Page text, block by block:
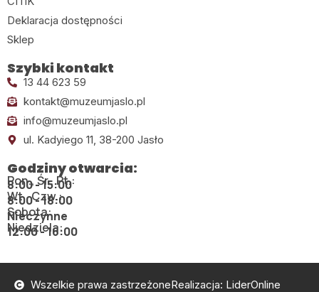
Deklaracja dostępności
Sklep
Szybki kontakt
13 44 623 59
kontakt@muzeumjaslo.pl
info@muzeumjaslo.pl
ul. Kadyiego 11, 38-200 Jasło
Godziny otwarcia:
Pon., Śr., Pt.:
8:00 - 15:00
Wt., Czw.:
8:00 - 18:00
Sobota:
Nieczynne
Niedziela:
12:00 - 16:00
Wszelkie prawa zastrzeżoneRealizacja: LiderOnline